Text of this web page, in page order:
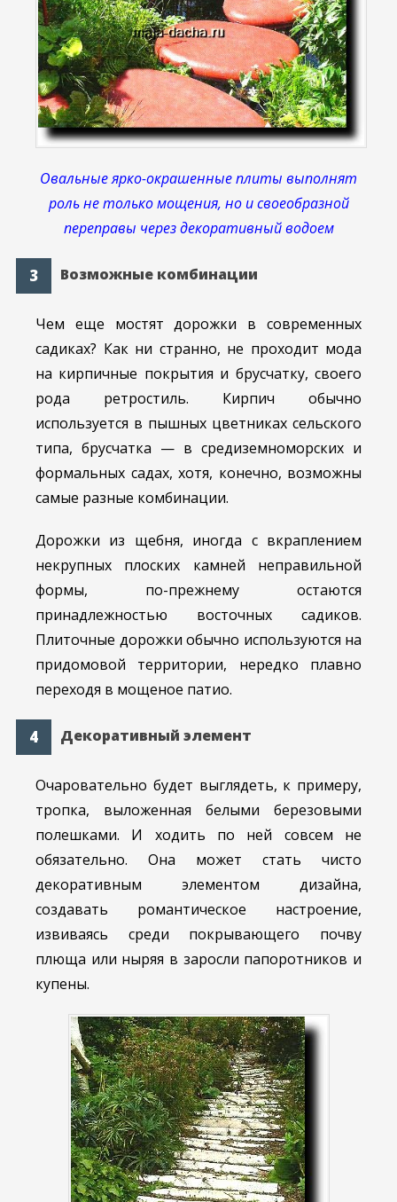
Овальные ярко-окрашенные плиты выполнят
роль не только мощения, но и своеобразной
переправы через декоративный водоем
Возможные комбинации
Чем еще мостят дорожки в современных
садиках? Как ни странно, не проходит мода
на кирпичные покрытия и брусчатку, своего
рода ретростиль. Кирпич обычно
используется в пышных цветниках сельского
типа, брусчатка — в средиземноморских и
формальных садах, хотя, конечно, возможны
самые разные комбинации.
Дорожки из щебня, иногда с вкраплением
некрупных плоских камней неправильной
формы, по-прежнему остаются
принадлежностью восточных садиков.
Плиточные дорожки обычно используются на
придомовой территории, нередко плавно
переходя в мощеное патио.
Декоративный элемент
Очаровательно будет выглядеть, к примеру,
тропка, выложенная белыми березовыми
полешками. И ходить по ней совсем не
обязательно. Она может стать чисто
декоративным элементом дизайна,
создавать романтическое настроение,
извиваясь среди покрывающего почву
плюща или ныряя в заросли папоротников и
купены.